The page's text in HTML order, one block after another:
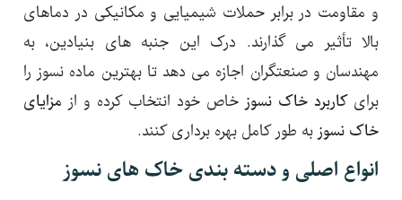
و مقاومت در برابر حملات شیمیایی و مکانیکی در دماهای
بالا تأثیر می گذارند. درک این جنبه های بنیادین، به
مهندسان و صنعتگران اجازه می دهد تا بهترین ماده نسوز را
برایکاربرد خاک نسوز خاص خود انتخاب کرده و از مزایای
خاک نسوز به طور کامل بهره برداری کنند.
انواع اصلی و دسته بندی خاک های نسوز